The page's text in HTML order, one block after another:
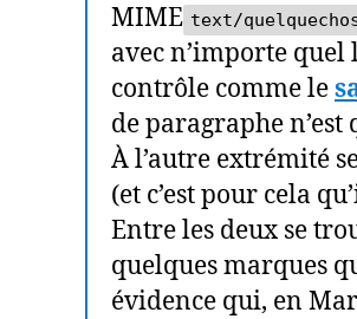
MIME text/
avec n’importe
contrôle comme le
de paragraphe
À l’autre extrémité
(et c’est pour cela
Entre les deux se
quelques marques
évidence qui, en